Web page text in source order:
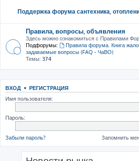
Поддержка форума сантехника,
Правила, вопросы, объявления
Здесь можно ознакомиться с Правилами
Подфорумы:
Правила форума. Книга
задаваемые вопросы (FAQ - ЧаВО)
Темы: 374
ВХОД • РЕГИСТРАЦИЯ
Имя пользователя:
Пароль:
Забыли пароль? Запомнить